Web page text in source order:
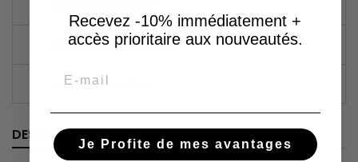
POLITIQUE DE LIVRAISON
POLITIQUE RETOURS
DESCRIPTION DÉTAILS DU PRODUIT
Recevez -10% immédiatement +
accès prioritaire aux nouveautés.
Je Profite de mes avantages